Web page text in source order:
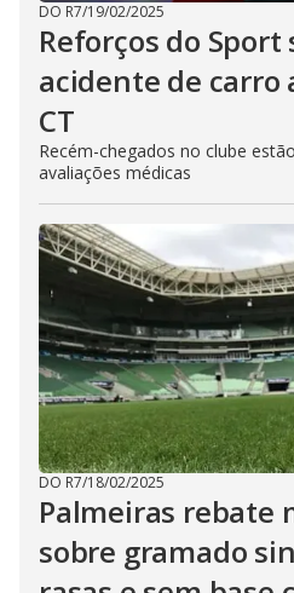
DO R7/19/02/2025
Reforços do
acidente de carro
CT
Recém-chegados no clube
avaliações médicas
DO R7/18/02/2025
Palmeiras rebate
sobre gramado